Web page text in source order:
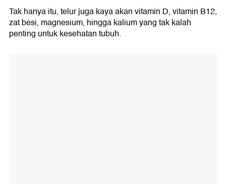
Tak hanya itu, telur juga kaya akan vitamin D, vitamin B12,
zat besi, magnesium, hingga kalium yang tak kalah
penting untuk kesehatan tubuh.